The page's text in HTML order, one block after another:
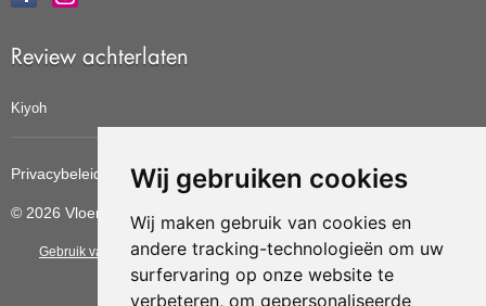
Wij gebruiken cookies
Wij maken gebruik van cookies en
andere tracking-technologieën om uw
surfervaring op onze website te
verbeteren, om gepersonaliseerde
Review achterlaten
Kiyoh
Privacybeleid Cookiebeleid Update cookies voorkeuren
© 2026 Vloerbedekkingvoordelig
Gebruik van deze site betekent dat u dealgemene voorwaarden van CBW